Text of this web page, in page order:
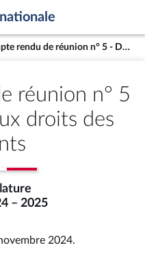
Compte rendu de réunion n° 5 - Délégation aux droits des enfants
réunion n° 5
droits des
– 2025
2024.